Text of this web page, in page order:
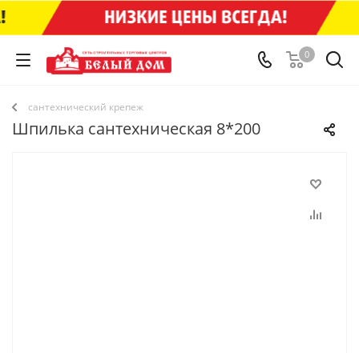
0
сантехнический крепеж
Шпилька сантехническая 8*200